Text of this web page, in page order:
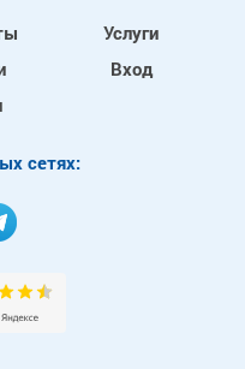
Услуги
Вход
сетях: